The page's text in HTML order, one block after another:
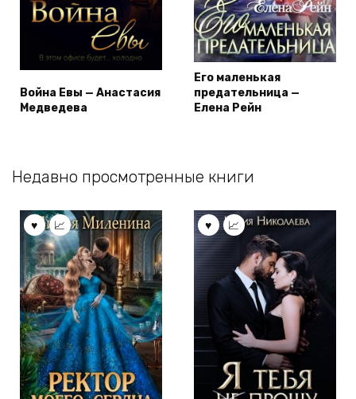
Война Евы — Анастасия
Медведева
Его маленькая
предательница —
Елена Рейн
Недавно просмотренные книги